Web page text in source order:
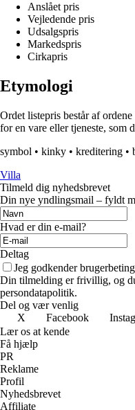
Anslået pris
Vejledende pris
Udsalgspris
Markedspris
Cirkapris
Etymologi
Ordet listepris består af
for en vare eller tjeneste, som
symbol • kinky • kreditering •
Villa
Tilmeld dig nyhedsbrevet
Din nye yndlingsmail – fyldt
Hvad er din e-mail?
Deltag
Jeg godkender
Din tilmelding er frivillig, og
persondatapolitik.
Del og vær venlig
X
Facebook
Lær os at kende
Få hjælp
PR
Reklame
Profil
Nyhedsbrevet
Affiliate